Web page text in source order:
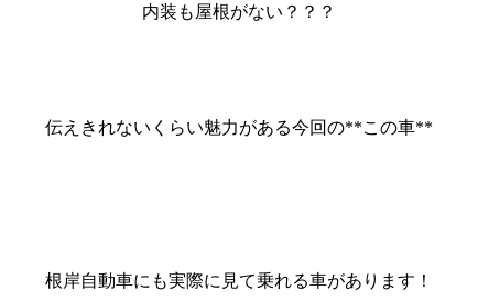
内装も屋根がない？？？
伝えきれないくらい魅力がある今回の**この車**
根岸自動車にも実際に見て乗れる車があります！